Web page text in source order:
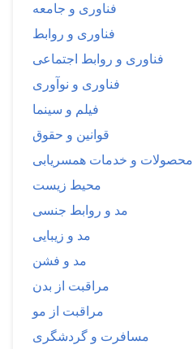
فناوری و جامعه
فناوری و روابط
فناوری و روابط اجتماعی
فناوری و نوآوری
فیلم و سینما
قوانین و حقوق
محصولات و خدمات همسریابی
محیط زیست
مد و روابط جنسی
مد و زیبایی
مد و فشن
مراقبت از بدن
مراقبت از مو
مسافرت و گردشگری